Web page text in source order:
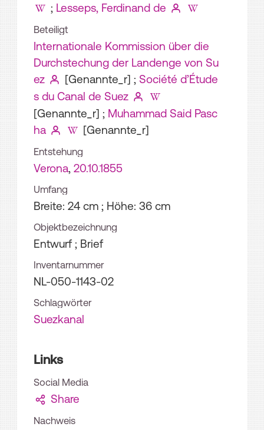
; Lesseps, Ferdinand de
Beteiligt
Internationale Kommission über die
Durchstechung der Landenge von Su
ez
[Genannte_r] ; Société d’Étude
s du Canal de Suez
[Genannte_r] ; Muhammad Said Pasc
ha
[Genannte_r]
Entstehung
Verona, 20.10.1855
Umfang
Breite: 24 cm ; Höhe: 36 cm
Objektbezeichnung
Entwurf ; Brief
Inventarnummer
NL-050-1143-02
Schlagwörter
Suezkanal
Links
Social Media
Share
Nachweis